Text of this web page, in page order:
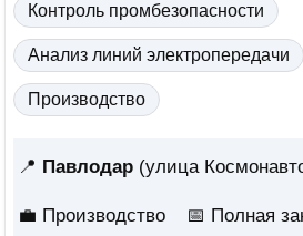
Контроль промбезопасности
Анализ линий электропередачи
Производство
📍 Павлодар (улица
💼 Производство 📅 Полная